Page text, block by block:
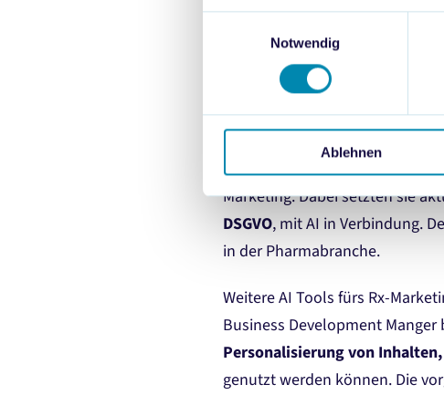
Notwendig
Ablehnen
wurde betont, um die besten
Rechtliche Aspekte
Zur Nutzung von AI im
erläuterte Jasmin Betzl, Head
Marketing. Dabei setzten sie
DSGVO, mit AI in Verbindung.
in der Pharmabranche.
Weitere AI Tools fürs Rx-
Business Development Manger
Personalisierung von
genutzt werden können. Die